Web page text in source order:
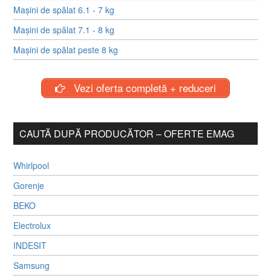
Mașini de spălat 6.1 - 7 kg
Mașini de spălat 7.1 - 8 kg
Mașini de spălat peste 8 kg
Vezi oferta completă + reduceri
CAUTĂ DUPĂ PRODUCĂTOR – OFERTE EMAG
Whirlpool
Gorenje
BEKO
Electrolux
INDESIT
Samsung